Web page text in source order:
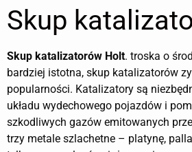
Skup
Skup katalizatorów Holt. troska o
bardziej istotna, skup katalizatorów
popularności. Katalizatory są
układu wydechowego pojazdów i
szkodliwych gazów emitowanych
trzy metale szlachetne – platynę,